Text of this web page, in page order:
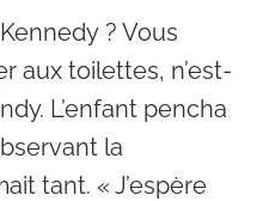
Kennedy ? Vous
aux toilettes, n’est-
L’enfant pencha
la
tant. « J’espère